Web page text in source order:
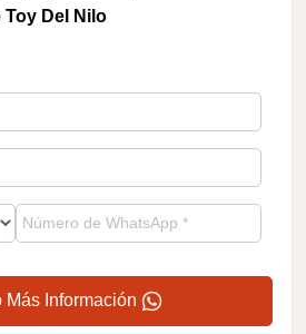
Toy Del Nilo
Más Información